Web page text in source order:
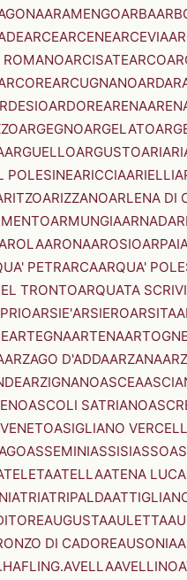
ARAMENGOARBA
ARCEARCENEARCEVIA
ROMANOARCISATEARCO
ARCUGNANO
ARDOREARENA
ARGEGNOARGELATO
ARGUELLOARGUSTOARI
POLESINEARICCIAARIELLI
ARIZZANOARLENA DI
ARMUNGIAARNAD
ARONAAROSIO
PETRARCAARQUA'
TRONTOARQUATA
ARSIE'ARSIEROARSITA
ARTEGNAARTENAARTOGNE
ARZAGO D'ADDAARZANA
ARZIGNANOASCEA
ASCOLI SATRIANO
ASIGLIANO
ASSEMINIASSISIASSO
ATELLAATENA
ATRIATRIPALDA
AUGUSTAAULETTA
DI CADOREAUSONIA
AVELLAAVELLINO